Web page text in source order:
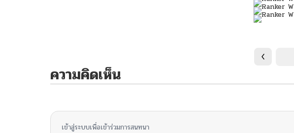
ความคิดเห็น
เข้าสู่ระบบเพื่อเข้าร่วมการสนทนา